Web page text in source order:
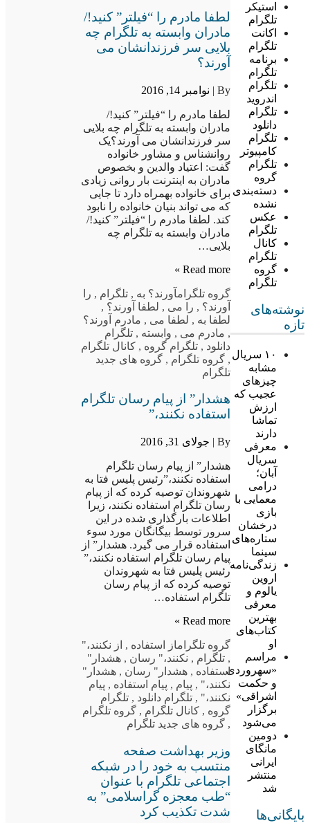
استیکر
تلگرام
اکانت
تلگرام
برنامه
تلگرام
تلگرام
اندروید
تلگرام
دانلود
تلگرام
کامپیوتر
تلگرام
گروه
دسته‌بندی
نشده
عکس
تلگرام
کانال
تلگرام
گروه
تلگرام
نوشته‌های
تازه
۱۰ سریال
مشابه
چیزهای
عجیب که
ارزش
تماشا
دارند
معرفی
سریال
آبان؛
درامی
معمایی با
بازی
درخشان
ستاره‌های
سینما
زندگی‌نامه
اروین
یالوم و
معرفی
بهترین
کتاب‌های
او
مراسم
«سهروردی
و حکمت
اشراقی»
برگزار
می‌شود
دومین
مانگای
ایرانی
منتشر
شد
بایگانی‌ها
لطفا مادرم را “فیلتر” کنید!/
مادران وابسته به تلگرام چه
بلایی سر فرزندانشان می
آورند؟
By | نوامبر 14, 2016
لطفا مادرم را “فیلتر” کنید!/
مادران وابسته به تلگرام چه بلایی
سر فرزندانشان می آورند؟یک
روانشناس و مشاور خانواده
گفت: اعتیاد والدین و بخصوص
مادران به اینترنت بار روانی زیادی
برای خانواده بهمراه دارد تا جایی
که می تواند بنیان خانواده را نابود
کند. لطفا مادرم را “فیلتر” کنید!/
مادران وابسته به تلگرام چه
بلایی…
Read more »
گروه تلگرامآورند؟ به , تلگرام , را
آورند؟ , را می , لطفا آورند؟ ,
لطفا به , لطفا می , مادرم آورند؟
, مادرم می , وابسته , تلگرام
دانلود , تلگرام گروه , کانال تلگرام
, گروه تلگرام , گروه های جدید
تلگرام
هشدار” از پیام رسان تلگرام
استفاده نکنند،”
By | جولای 31, 2016
هشدار” از پیام رسان تلگرام
استفاده نکنند،”رئیس پلیس فتا به
شهروندان توصیه کرده که از پیام
رسان تلگرام استفاده نکنند، زیرا
اطلاعات بارگذاری شده در این
سرور توسط بیگانگان مورد سوء
استفاده قرار می گیرد. هشدار” از
پیام رسان تلگرام استفاده نکنند،”
رئیس پلیس فتا به شهروندان
توصیه کرده که از پیام رسان
تلگرام استفاده…
Read more »
گروه تلگراماز استفاده , از نکنند،"
, تلگرام , نکنند،" رسان , هشدار"
استفاده , هشدار" رسان , هشدار"
نکنند،" , پیام , پیام استفاده , پیام
نکنند،" , تلگرام دانلود , تلگرام
گروه , کانال تلگرام , گروه تلگرام
, گروه های جدید تلگرام
وزیر بهداشت صفحه
منتسب به خود را در شبکه
اجتماعی تلگرام با عنوان
“طب معجزه گراسلامی” به
شدت تکذیب کرد